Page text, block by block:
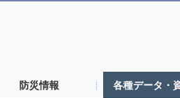
防災情報 各種データ・